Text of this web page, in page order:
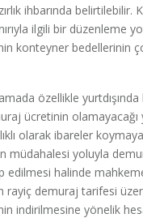
ihbarında belirtilebilir.
ilgili bir düzenleme
konteyner bedellerinin
özellikle
ücretinin
olarak ibareler
müdahalesi yoluyla
edilmesi halinde
rayiç demuraj tarifesi
indirilmesine yönelik